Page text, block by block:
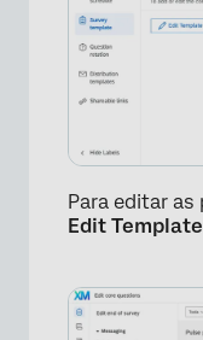
Para editar
Edit